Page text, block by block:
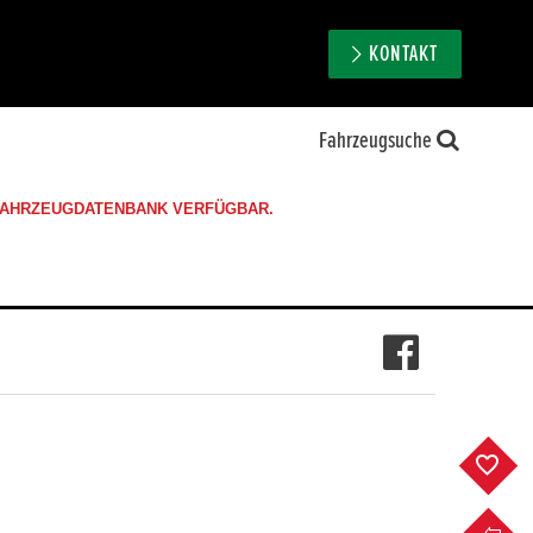
KONTAKT
Fahrzeugsuche
VERFÜGBAR.